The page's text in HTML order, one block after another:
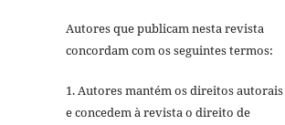
Autores que publicam nesta revista
concordam com os seguintes termos:
1. Autores mantém os direitos autorais
e concedem à revista o direito de